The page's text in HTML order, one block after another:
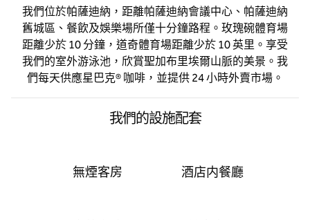
我們位於帕薩迪納，距離帕薩迪納會議中心、帕薩迪納
舊城區、餐飲及娛樂場所僅十分鐘路程。玫瑰碗體育場
距離少於 10 分鐘，道奇體育場距離少於 10 英里。享受
我們的室外游泳池，欣賞聖加布里埃爾山脈的美景。我
們每天供應星巴克® 咖啡，並提供 24 小時外賣市場。
我們的設施配套
無煙客房 酒店内餐廳